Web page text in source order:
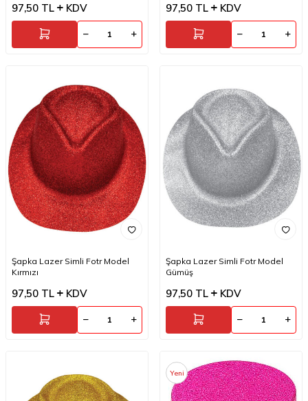
97,50 TL KDV 97,50 TL KDV
Şapka Lazer Simli Fotr Model
Kırmızı
97,50 TL KDV
Şapka Lazer Simli Fotr Model
Gümüş
97,50 TL KDV
Yeni